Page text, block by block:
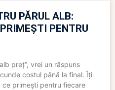
PĂRUL ALB:
PENTRU
preț”, vrei un răspuns
costul până la final. Îți
ce primești pentru fiecare